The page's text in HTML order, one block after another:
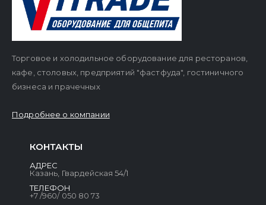
Торговое и холодильное оборудование для ресторанов,
кафе, столовых, предприятий "фастфуда", гостиничного
бизнеса и прачечных
Подробнее о компании
КОНТАКТЫ
АДРЕС
Казань, Гвардейская 54/1
ТЕЛЕФОН
+7 /960/ 050 80 73